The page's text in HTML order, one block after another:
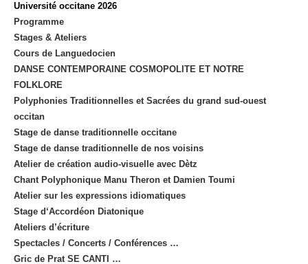
Université occitane 2026
Programme
Stages & Ateliers
Cours de Languedocien
DANSE CONTEMPORAINE COSMOPOLITE ET NOTRE
FOLKLORE
Polyphonies Traditionnelles et Sacrées du grand sud-ouest
occitan
Stage de danse traditionnelle occitane
Stage de danse traditionnelle de nos voisins
Atelier de création audio-visuelle avec Dètz
Chant Polyphonique Manu Theron et Damien Toumi
Atelier sur les expressions idiomatiques
Stage d‘Accordéon Diatonique
Ateliers d’écriture
Spectacles / Concerts / Conférences …
Gric de Prat SE CANTI …